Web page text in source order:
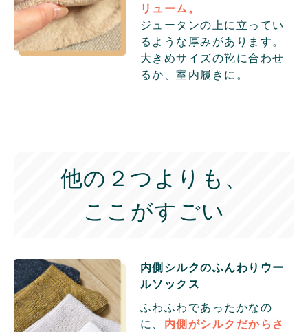
リューム。
ジュータンの上に立ってい
るような厚みがあります。
大きめサイズの靴に合わせ
るか、室内履きに。
他の２つよりも、
ここがすごい
内側シルクのふんわりウー
ルソックス
ふわふわであったかなの
に、 内側がシルクだからさ